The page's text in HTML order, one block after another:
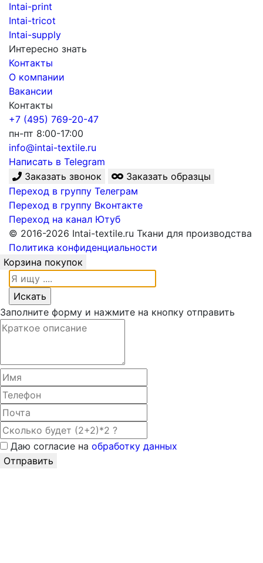
Intai-print
Intai-tricot
Intai-supply
Интересно знать
Контакты
О компании
Вакансии
Контакты
+7 (495) 769-20-47
пн-пт 8:00-17:00
info@intai-textile.ru
Написать в Telegram
Заказать звонок
Заказать образцы
Переход в группу Телеграм
Переход в группу Вконтакте
Переход на канал Ютуб
© 2016-2026 Intai-textile.ru Ткани для производства
Политика конфиденциальности
Корзина покупок
Заполните форму и нажмите на кнопку отправить
Даю согласие на обработку данных
Отправить